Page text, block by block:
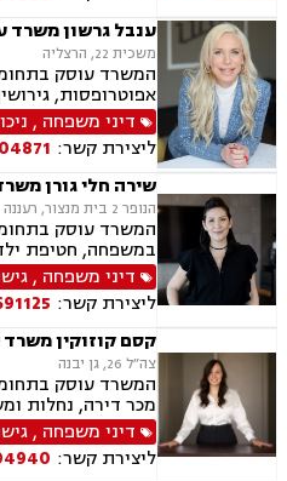
מעמד אישי, תיאום
ענבל גרשון משרד
משכית 22, הרצליה
המשרד עוסק
אפוטרופסות,
וצוואות, לשון הרע,
דיני משפחה ,
ליצירת קשר:
שירה חלי גורן
הנופר 2 בית מנצור, רעננה
המשרד עוסק
במשפחה, חטיפת
וצוואות, ייפוי
מזונות, אבהות,
הורי, ידועים
חד מינית, נישואים
דיני משפחה ,
ליצירת קשר:
קסם קוזוקין
צה״ל 26, גן יבנה
המשרד עוסק
מכר דירה, נחלות
גישור במשפחה,
מזונות, משמורת,
רכוש, חטיפת ילדים,
דיני משפחה ,
ליצירת קשר: